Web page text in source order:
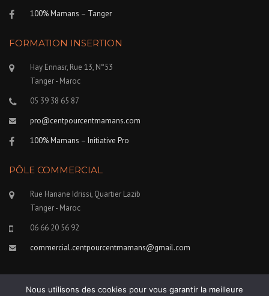
100% Mamans – Tanger
FORMATION INSERTION
Hay Ennasr, Rue 13, N°53
Tanger - Maroc
05 39 38 65 87
pro@centpourcentmamans.com
100% Mamans – Initiative Pro
PÔLE COMMERCIAL
Rue Hanane Idrissi, Quartier Lazib
Tanger - Maroc
06 66 20 56 92
commercial.centpourcentmamans@gmail.com
Nous utilisons des cookies pour vous garantir la meilleure